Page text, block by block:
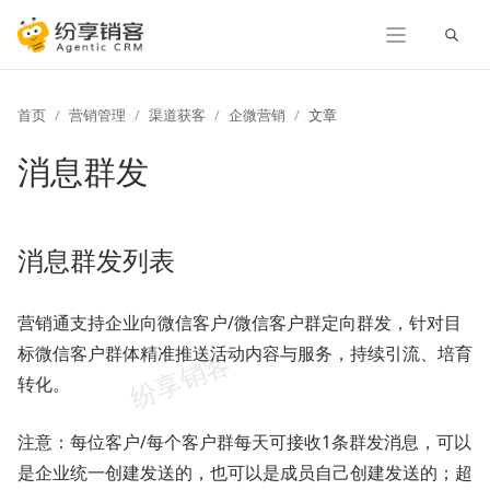
展开
首页 营销管理 渠道获客 企微营销 文章
消息群发
消息群发列表
营销通支持企业向微信客户/微信客户群定向群发，针对目
标微信客户群体精准推送活动内容与服务，持续引流、培育
转化。
注意：每位客户/每个客户群每天可接收1条群发消息，可以
是企业统一创建发送的，也可以是成员自己创建发送的；超